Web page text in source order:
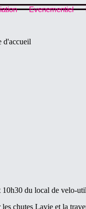
Evenementiel
d'accueil
du local de velo-
chutes Lavie et la